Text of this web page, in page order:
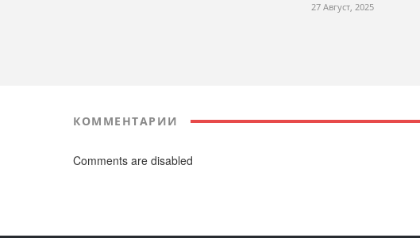
27 Август, 2025
КОММЕНТАРИИ
Comments are disabled